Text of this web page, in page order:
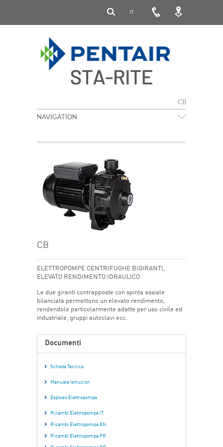
IT
CB
NAVIGATION
CB
ELETTROPOMPE CENTRIFUGHE BIGIRANTI,
ELEVATO RENDIMENTO IDRAULICO
Le due giranti contrapposte con spinta assiale
bilanciata permettono un elevato rendimento,
rendendole particolarmente adatte per uso civile ed
industriale, gruppi autoclavi ecc.
Documenti
Scheda Tecnica
Manuale Istruzion
Esploso Elettropompa
Ricambi Elettropompa IT
Ricambi Elettropompa EN
Ricambi Elettropompa FR